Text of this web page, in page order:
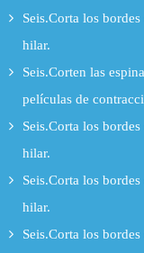
Seis.Corta los
hilar.
Seis.Corten las
películas de
Seis.Corta los
hilar.
Seis.Corta los
hilar.
Seis.Corta los